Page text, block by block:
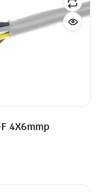
4X6mmp